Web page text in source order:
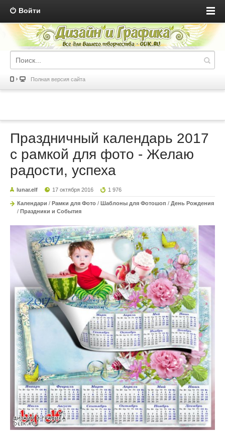
Войти
Полная версия сайта
Праздничный календарь 2017
с рамкой для фото - Желаю
радости, успеха
lunar.elf 17 октября 2016 1 976
Календари / Рамки для Фото / Шаблоны для Фотошоп / День Рождения
/ Праздники и События